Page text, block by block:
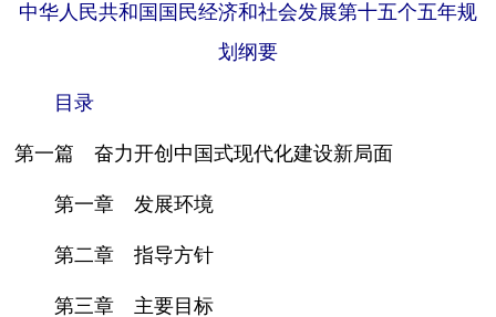
中华人民共和国国民经济和社会发展第十五个五年规
划纲要
目录
第一篇 奋力开创中国式现代化建设新局面
第一章 发展环境
第二章 指导方针
第三章 主要目标